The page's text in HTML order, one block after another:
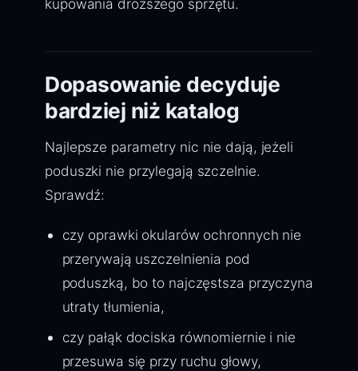
Dopasowanie decyduje
bardziej niż katalog
Najlepsze parametry nic nie dają, jeżeli
poduszki nie przylegają szczelnie.
Sprawdź:
czy oprawki okularów ochronnych nie
przerywają uszczelnienia pod
poduszką, bo to najczęstsza przyczyna
utraty tłumienia,
czy pałąk dociska równomiernie i nie
przesuwa się przy ruchu głowy,